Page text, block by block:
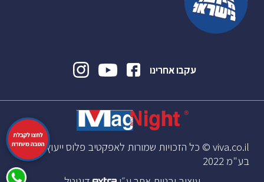
עקבו אחרינו
viva.co.il © כל הזכויות שמורות לאפקטיב פלוס ייעוץ וניהול
בע"מ 2022